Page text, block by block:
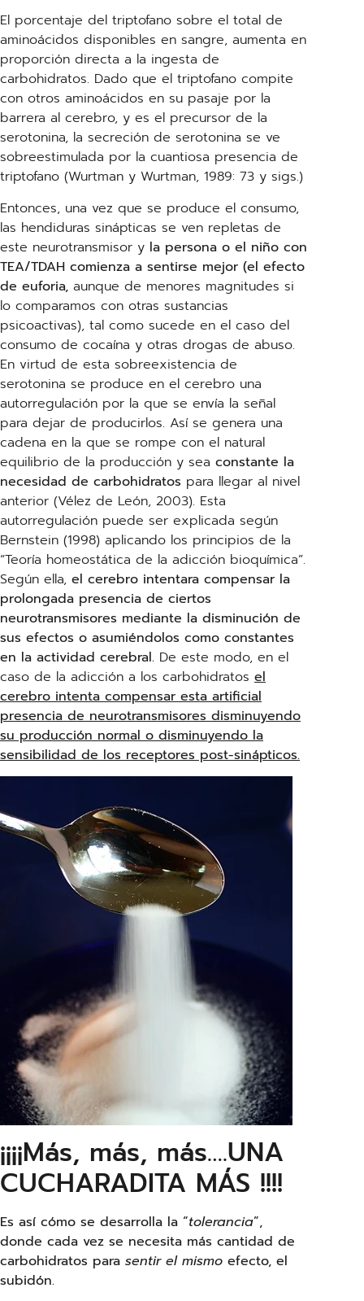
El porcentaje del triptofano sobre el total de
aminoácidos disponibles en sangre, aumenta en
proporción directa a la ingesta de
carbohidratos. Dado que el triptofano compite
con otros aminoácidos en su pasaje por la
barrera al cerebro, y es el precursor de la
serotonina, la secreción de serotonina se ve
sobreestimulada por la cuantiosa presencia de
triptofano (Wurtman y Wurtman, 1989: 73 y sigs.)
Entonces, una vez que se produce el consumo,
las hendiduras sinápticas se ven repletas de
este neurotransmisor y la persona o el niño con
TEA/TDAH comienza a sentirse mejor (el efecto
de euforia, aunque de menores magnitudes si
lo comparamos con otras sustancias
psicoactivas), tal como sucede en el caso del
consumo de cocaína y otras drogas de abuso.
En virtud de esta sobreexistencia de
serotonina se produce en el cerebro una
autorregulación por la que se envía la señal
para dejar de producirlos. Así se genera una
cadena en la que se rompe con el natural
equilibrio de la producción y sea constante la
necesidad de carbohidratos para llegar al nivel
anterior (Vélez de León, 2003). Esta
autorregulación puede ser explicada según
Bernstein (1998) aplicando los principios de la
“Teoría homeostática de la adicción bioquímica”.
Según ella, el cerebro intentara compensar la
prolongada presencia de ciertos
neurotransmisores mediante la disminución de
sus efectos o asumiéndolos como constantes
en la actividad cerebral. De este modo, en el
caso de la adicción a los carbohidratos el
cerebro intenta compensar esta artificial
presencia de neurotransmisores disminuyendo
su producción normal o disminuyendo la
sensibilidad de los receptores post-sinápticos.
¡¡¡¡Más, más, más….UNA
CUCHARADITA MÁS !!!!
Es así cómo se desarrolla la “tolerancia”,
donde cada vez se necesita más cantidad de
carbohidratos para sentir el mismo efecto, el
subidón.